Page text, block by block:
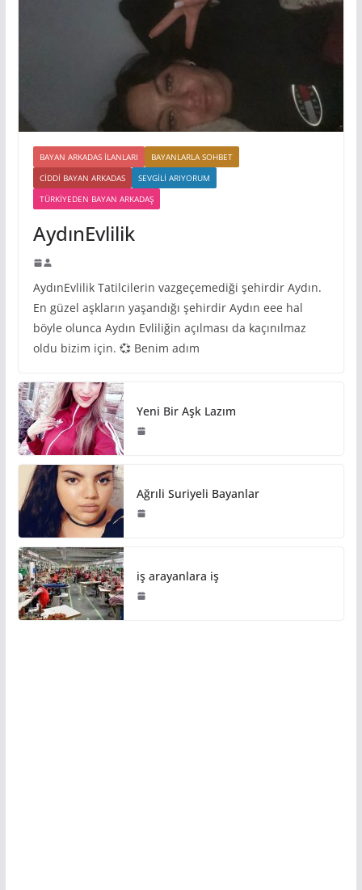
BAYAN ARKADAS ILANLARI
BAYANLARLA SOHBET
CIDDI BAYAN ARKADAS
SEVGILI ARIYORUM
TÜRKIYEDEN BAYAN ARKADAŞ
AydınEvlilik
AydınEvlilik Tatilcilerin vazgeçemediği şehirdir Aydın.
En güzel aşkların yaşandığı şehirdir Aydın eee hal
böyle olunca Aydın Evliliğin açılması da kaçınılmaz
oldu bizim için. 💞 Benim adım
Yeni Bir Aşk Lazım
Ağrıli Suriyeli Bayanlar
iş arayanlara iş